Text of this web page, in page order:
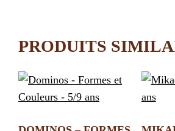
PRODUITS